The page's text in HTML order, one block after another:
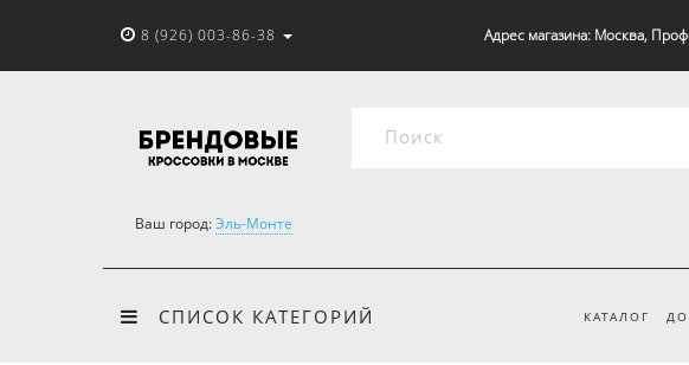
8 (926) 003-86-38 Адрес магазина: Москва,
Ваш город:Эль-Монте
СПИСОК КАТЕГОРИЙ КАТАЛОГ